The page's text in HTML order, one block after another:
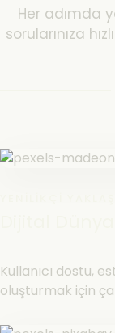
Her adımda
sorularınıza
Kullanıcı dostu,
oluşturmak için